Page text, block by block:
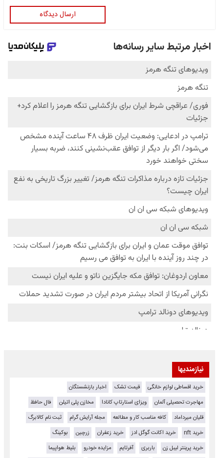
ارسال دیدگاه
نیازمندیها
خرید اقساطی لوازم خانگی قیمت تشک
اخبار بازنشستگان
مهاجرت تحصیلی آلمان
ویزای استارتاپ کانادا مخازن پلی اتیلن
فال حافظ
قلیان میرداماد
کافه مناسب کار و مطالعه مجله آرایش گرام
ثبت نام کالابرگ
خرید nft
خرید اکانت گوگل ادز خرید زعفران زرچین
بوکینگ
خرید پرینتر لیبل زن
باربری آفرتایم مزایده خودرو
بلیط هواپیما